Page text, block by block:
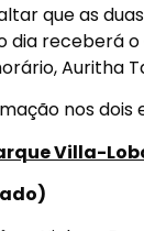
que as
dia receberá o
Auritha
nos dois
Villa-